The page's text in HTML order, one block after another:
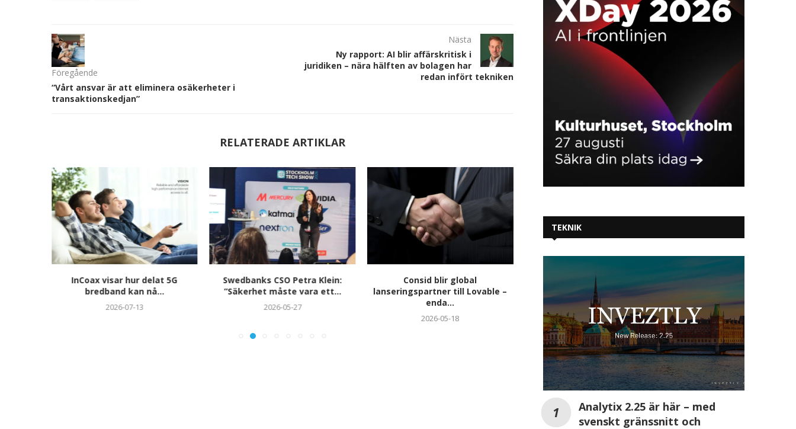
Föregående
“Vårt ansvar är att eliminera osäkerheter i
transaktionskedjan”
Nästa
Ny rapport: AI blir affärskritisk i
juridiken – nära hälften av bolagen har
redan infört tekniken
RELATERADE ARTIKLAR
InCoax visar hur delat 5G
bredband kan nå...
2026-07-13
Swedbanks CSO Petra Klein:
”Säkerhet måste vara ett...
2026-05-27
Consid blir global
lanseringspartner till Lovable –
enda...
2026-05-18
Chalmers Ventures investerar i
Detecht – vill bli...
2026-05-06 2026-05-04
TEKNIK
Analytix 2.25 är här – med
svenskt gränssnitt och